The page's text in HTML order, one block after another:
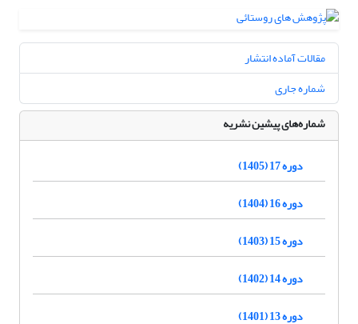
مقالات آماده انتشار
شماره جاری
شماره‌های پیشین نشریه
دوره 17 (1405)
دوره 16 (1404)
دوره 15 (1403)
دوره 14 (1402)
دوره 13 (1401)